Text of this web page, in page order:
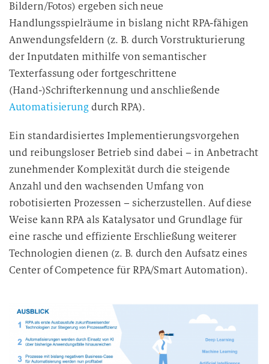
Bildern/Fotos) ergeben sich neue
Handlungsspielräume in bislang nicht RPA-fähigen
Anwendungsfeldern (z. B. durch Vorstrukturierung
der Inputdaten mithilfe von semantischer
Texterfassung oder fortgeschrittene
(Hand-)Schrifterkennung und anschließende
Automatisierungdurch RPA).
Ein standardisiertes Implementierungsvorgehen
und reibungsloser Betrieb sind dabei – in Anbetracht
zunehmender Komplexität durch die steigende
Anzahl und den wachsenden Umfang von
robotisierten Prozessen – sicherzustellen. Auf diese
Weise kann RPA als Katalysator und Grundlage für
eine rasche und effiziente Erschließung weiterer
Technologien dienen (z. B. durch den Aufsatz eines
Center of Competence für RPA/Smart Automation).